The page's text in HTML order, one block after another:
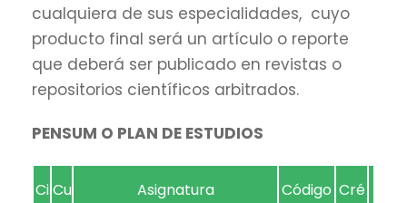
cualquiera de sus especialidades, cuyo
producto final será un artículo o reporte
que deberá ser publicado en revistas o
repositorios científicos arbitrados.
PENSUM O PLAN DE ESTUDIOS
CiCu
Asignatura Código Cré